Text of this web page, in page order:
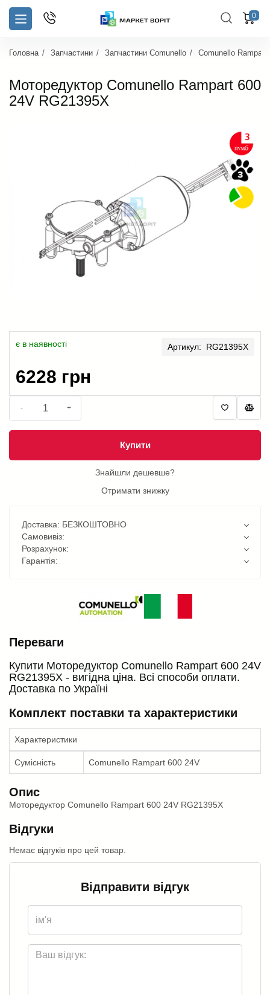
0
Головна Запчастини Запчастини Comunello Comunello Rampart
Моторедуктор Comunello Rampart 600
24V RG21395X
є в наявності Артикул: RG21395X
6228 грн
- +
Купити
Знайшли дешевше?
Отримати знижку
Доставка: БЕЗКОШТОВНО
Самовивіз:
Розрахунок:
Гарантія:
Переваги
Купити Моторедуктор Comunello Rampart 600 24V
RG21395X - вигідна ціна. Всі способи оплати.
Доставка по Україні
Комплект поставки та характеристики
Характеристики
Сумісність Comunello Rampart 600 24V
Опис
Моторедуктор Comunello Rampart 600 24V RG21395X
Відгуки
Немає відгуків про цей товар.
Відправити відгук